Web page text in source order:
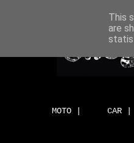
MOTO | CAR |
This
are